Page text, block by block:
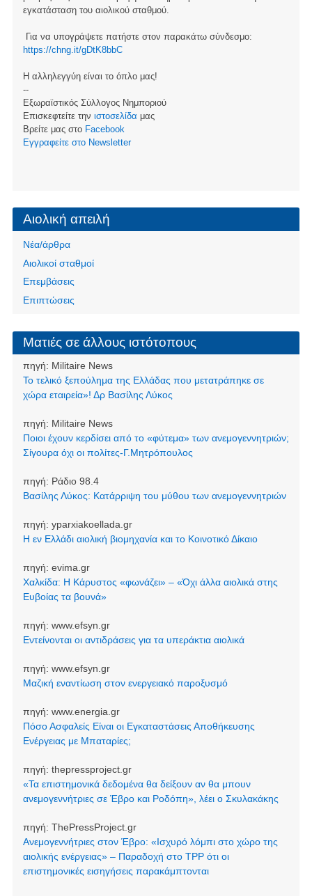
εγκατάσταση του αιολικού σταθμού.
Για να υπογράψετε πατήστε στον παρακάτω σύνδεσμο:
https://chng.it/gDtK8bbC
Η αλληλεγγύη είναι το όπλο μας!
--
Εξωραϊστικός Σύλλογος Νημποριού
Επισκεφτείτε την ιστοσελίδα μας
Βρείτε μας στο Facebook
Eγγραφείτε στο Newsletter
Αιολική απειλή
Νέα/άρθρα
Αιολικοί σταθμοί
Επεμβάσεις
Επιπτώσεις
Ματιές σε άλλους ιστότοπους
πηγή: Militaire News
Το τελικό ξεπούλημα της Ελλάδας που μετατράπηκε σε
χώρα εταιρεία»! Δρ Βασίλης Λύκος
πηγή: Militaire News
Ποιοι έχουν κερδίσει από το «φύτεμα» των ανεμογεννητριών;
Σίγουρα όχι οι πολίτες-Γ.Μητρόπουλος
πηγή: Ράδιο 98.4
Βασίλης Λύκος: Κατάρριψη του μύθου των ανεμογεννητριών
πηγή: yparxiakoellada.gr
Η εν Ελλάδι αιολική βιομηχανία και το Κοινοτικό Δίκαιο
πηγή: evima.gr
Χαλκίδα: Η Κάρυστος «φωνάζει» – «Όχι άλλα αιολικά στης
Ευβοίας τα βουνά»
πηγή: www.efsyn.gr
Εντείνονται οι αντιδράσεις για τα υπεράκτια αιολικά
πηγή: www.efsyn.gr
Μαζική εναντίωση στον ενεργειακό παροξυσμό
πηγή: www.energia.gr
Πόσο Ασφαλείς Είναι οι Εγκαταστάσεις Αποθήκευσης
Ενέργειας με Μπαταρίες;
πηγή: thepressproject.gr
«Τα επιστημονικά δεδομένα θα δείξουν αν θα μπουν
ανεμογεννήτριες σε Έβρο και Ροδόπη», λέει ο Σκυλακάκης
πηγή: ThePressProject.gr
Ανεμογεννήτριες στον Έβρο: «Ισχυρό λόμπι στο χώρο της
αιολικής ενέργειας» – Παραδοχή στο TPP ότι οι
επιστημονικές εισηγήσεις παρακάμπτονται